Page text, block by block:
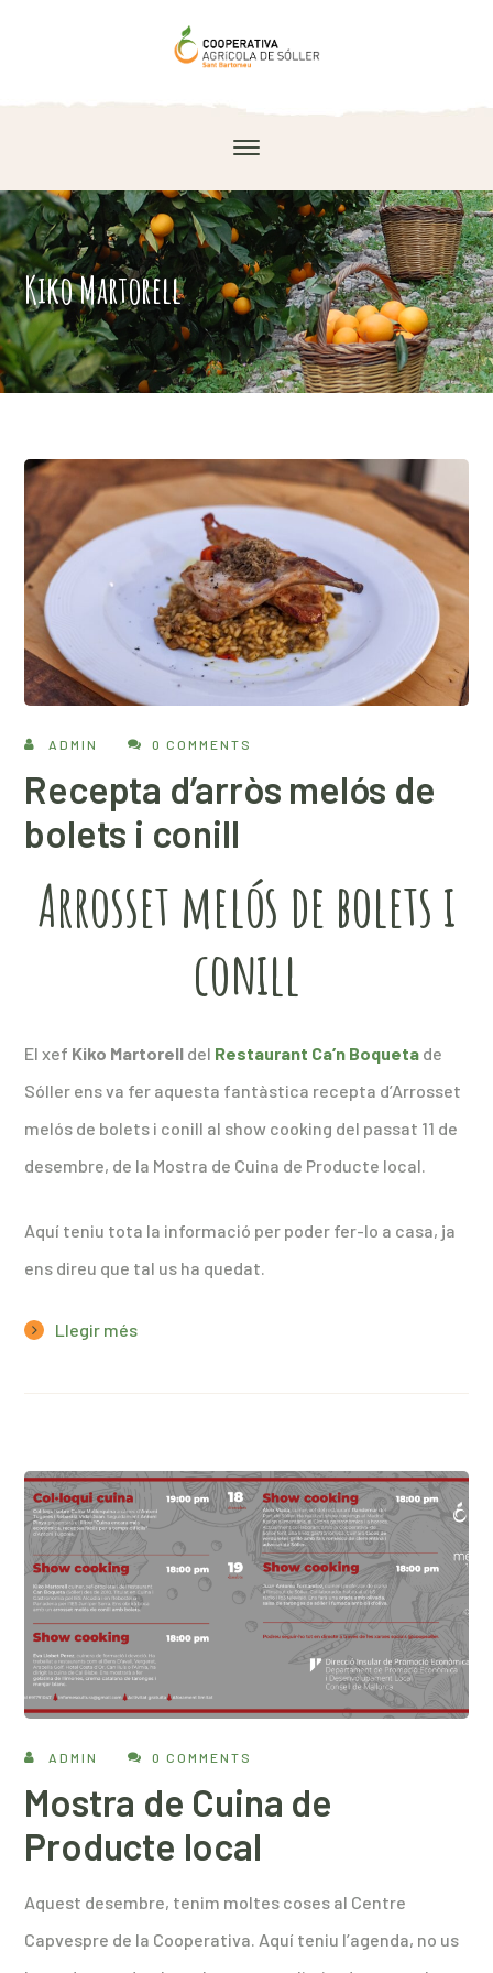
Kiko Martorell
ADMIN 0 COMMENTS
Recepta d’arròs melós de
bolets i conill
Arrosset melós de bolets i
conill
El xef Kiko Martorell del Restaurant Ca’n Boqueta de
Sóller ens va fer aquesta fantàstica recepta d’Arrosset
melós de bolets i conill al show cooking del passat 11 de
desembre, de la Mostra de Cuina de Producte local.
Aquí teniu tota la informació per poder fer-lo a casa, ja
ens direu que tal us ha quedat.
Llegir més
ADMIN 0 COMMENTS
Mostra de Cuina de
Producte local
Aquest desembre, tenim moltes coses al Centre
Capvespre de la Cooperativa. Aquí teniu l’agenda, no us